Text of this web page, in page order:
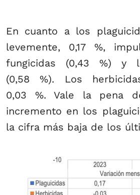
En cuanto a los
levemente, 0,17 %,
fungicidas (0,43 %) y
(0,58 %). Los
0,03 %. Vale la pena
incremento en los
la cifra más baja de los